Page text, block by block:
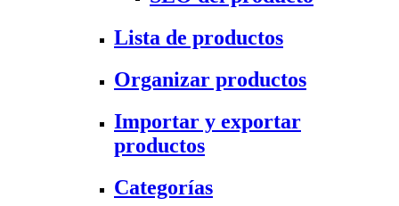
Lista de productos
Organizar productos
Importar y exportar
productos
Categorías